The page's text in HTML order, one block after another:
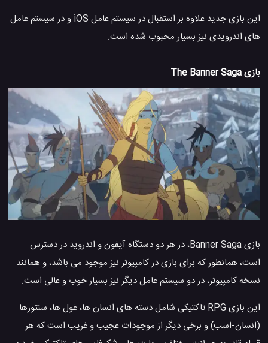
این بازی جدید علاوه بر استقبال در سیستم عامل iOS و در سیستم عامل
های اندرویدی نیز بسیار محبوب شده است.
بازی The Banner Saga
بازی Banner Saga، در هر دو دستگاه آیفون و اندروید در دسترس
است، همانطور که برای بازی در کامپیوتر نیز موجود می باشد، و همانند
نسخه کامپیوتر، در دو سیستم عامل دیگر نیز بسیار خوب و عالی است.
این بازی RPG تاکتیکی شامل دسته های انسان ها، غول ها، سنتورها
(انسان-اسب) و برخی دیگر از موجودات عجیب و غریب است که هر